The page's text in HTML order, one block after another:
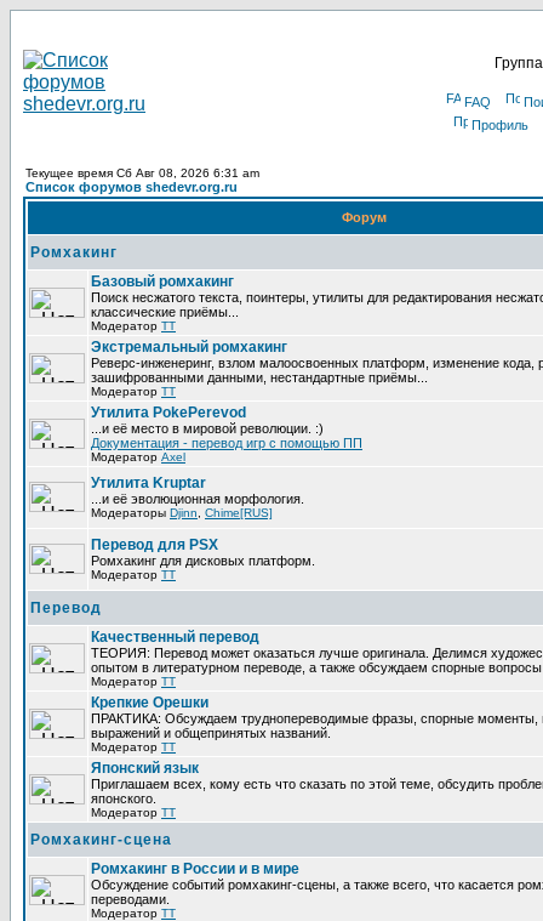
FAQ
Профиль
Текущее время Сб Авг 08, 2026 6:31 am
Список форумов shedevr.org.ru
Форум
Ромхакинг
Базовый ромхакинг
Поиск несжатого текста, поинтеры, утилиты для редактирования
классические приёмы...
Модератор TT
Экстремальный ромхакинг
Реверс-инженеринг, взлом малоосвоенных платформ, изменение кода,
зашифрованными данными, нестандартные приёмы...
Модератор TT
Утилита PokePerevod
...и её место в мировой революции. :)
Документация - перевод игр с помощью ПП
Модератор Axel
Утилита Kruptar
...и её эволюционная морфология.
Модераторы Djinn Chime[RUS]
Перевод для PSX
Ромхакинг для дисковых платформ.
Модератор TT
Перевод
Качественный перевод
ТЕОРИЯ: Перевод может оказаться лучше оригинала. Делимся
опытом в литературном переводе, а также обсуждаем спорные вопросы
Модератор TT
Крепкие Орешки
ПРАКТИКА: Обсуждаем труднопереводимые фразы, спорные моменты,
выражений и общепринятых названий.
Модератор TT
Японский язык
Приглашаем всех, кому есть что сказать по этой теме, обсудить
японского.
Модератор TT
Ромхакинг-сцена
Ромхакинг в России и в мире
Обсуждение событий ромхакинг-сцены, а также всего, что касается
переводами.
Модератор TT